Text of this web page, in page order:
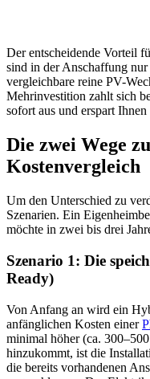
Der entscheidende Vorteil
sind in der Anschaffung
vergleichbare reine PV-
Mehrinvestition zahlt sich
sofort aus und erspart
Die zwei Wege
Kostenvergleich
Um den Unterschied zu
Szenarien. Ein
möchte in zwei bis drei
Szenario 1: Die
Ready)
Von Anfang an wird ein
anfänglichen Kosten einer
minimal höher (ca.
hinzukommt, ist die
die bereits vorhandenen